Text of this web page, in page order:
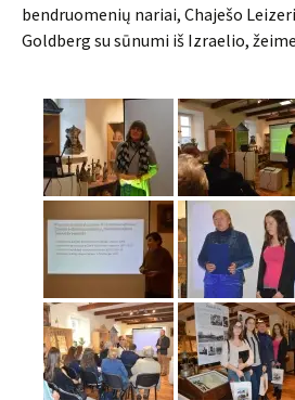
bendruomenių nariai, Chaješo
Goldberg su sūnumi iš Izraelio,